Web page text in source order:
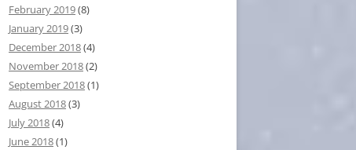
February 2019(8)
January 2019(3)
December 2018(4)
November 2018(2)
September 2018(1)
August 2018(3)
July 2018(4)
June 2018(1)